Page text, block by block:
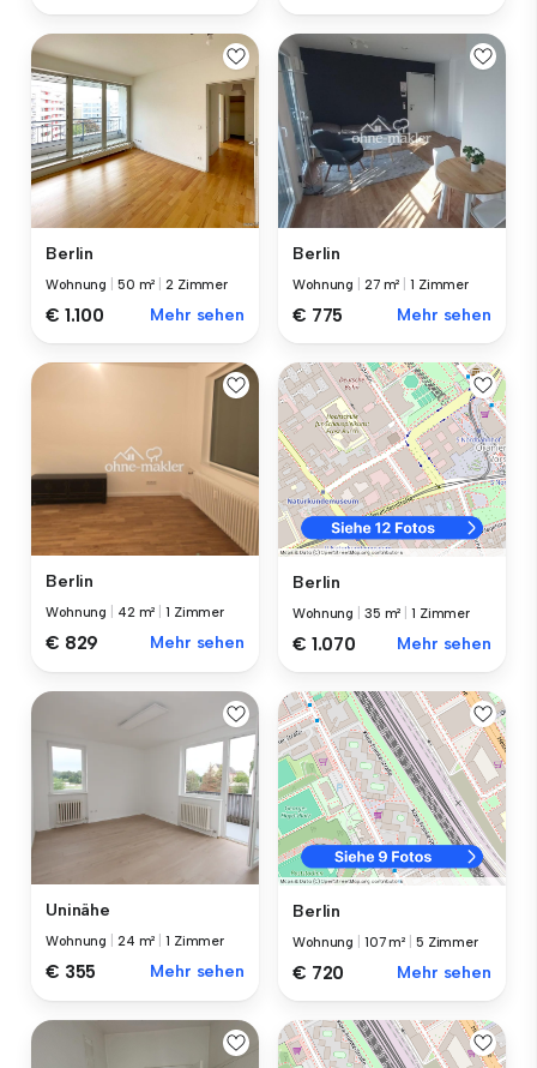
Berlin
Wohnung 50 m² |2 Zimmer
€ 1.100 Mehr sehen
Berlin
Wohnung 27 m² |1 Zimmer
€ 775 Mehr sehen
Berlin
Wohnung 42 m² |1 Zimmer
€ 829 Mehr sehen
Berlin
Wohnung 35 m² |1 Zimmer
€ 1.070 Mehr sehen
Uninähe
Wohnung 24 m² |1 Zimmer
€ 355 Mehr sehen
Berlin
Wohnung 107 m² 5 Zimmer
€ 720 Mehr sehen